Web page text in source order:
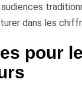
dans les
pour